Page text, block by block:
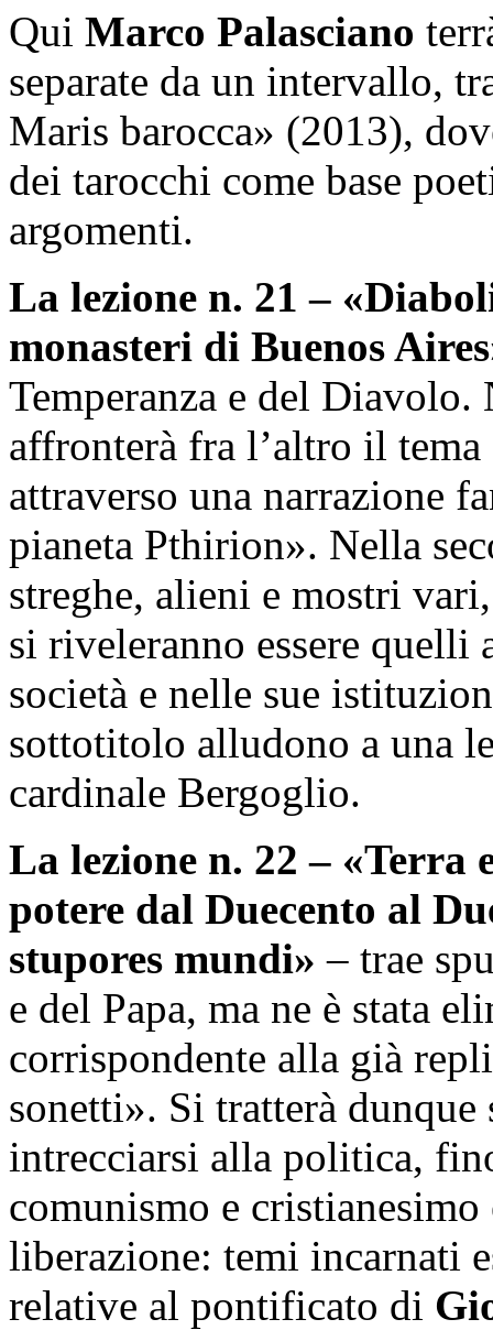
Qui Marco Palasciano
separate da un intervallo,
Maris barocca» (2013),
dei tarocchi come base
argomenti.
La lezione n. 21 –
monasteri di Buenos
Temperanza e del Diavolo.
affronterà fra l’altro il
attraverso una narrazione
pianeta Pthirion». Nella
streghe, alieni e mostri
si riveleranno essere quelli
società e nelle sue
sottotitolo alludono a una
cardinale Bergoglio.
La lezione n. 22 – «Terra
potere dal Duecento al
stupores mundi» – trae
e del Papa, ma ne è stata
corrispondente alla già
sonetti». Si tratterà
intrecciarsi alla politica,
comunismo e
liberazione: temi incarnati
relative al pontificato di